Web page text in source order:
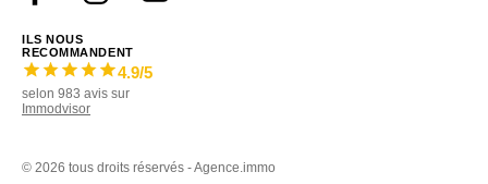
ILS NOUS
RECOMMANDENT
4.9/5
selon 983 avis sur
Immodvisor
© 2026 tous droits réservés - Agence.immo